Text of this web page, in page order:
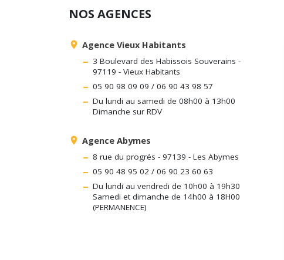
NOS AGENCES
place Agence Vieux Habitants
3 Boulevard des Habissois Souverains -
97119 - Vieux Habitants
05 90 98 09 09 / 06 90 43 98 57
Du lundi au samedi de 08h00 à 13h00
Dimanche sur RDV
place Agence Abymes
8 rue du progrés - 97139 - Les Abymes
05 90 48 95 02 / 06 90 23 60 63
Du lundi au vendredi de 10h00 à 19h30
Samedi et dimanche de 14h00 à 18H00
(PERMANENCE)